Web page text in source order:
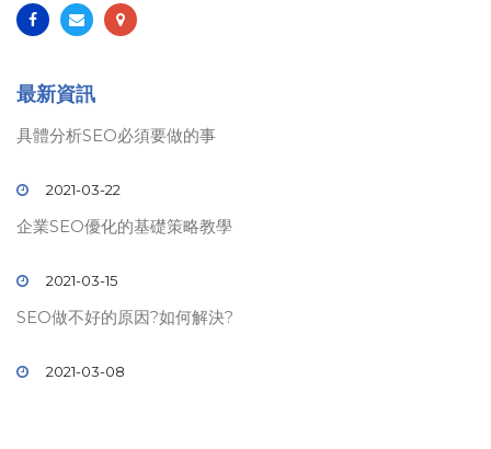
最新資訊
具體分析SEO必須要做的事
2021-03-22
企業SEO優化的基礎策略教學
2021-03-15
SEO做不好的原因?如何解決?
2021-03-08